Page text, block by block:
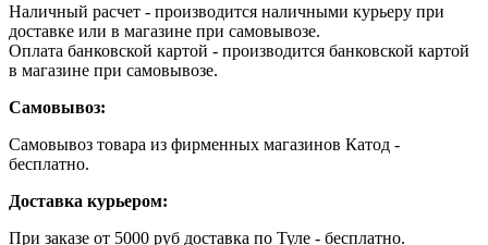
Наличный расчет - производится наличными курьеру при
доставке или в магазине при самовывозе.
Оплата банковской картой - производится банковской картой
в магазине при самовывозе.
Самовывоз:
Самовывоз товара из фирменных магазинов Катод -
бесплатно.
Доставка курьером:
При заказе от 5000 руб доставка по Туле - бесплатно.